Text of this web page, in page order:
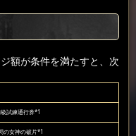
額が条件を満たすと、次
試練通行券*1
の女神の破片*1